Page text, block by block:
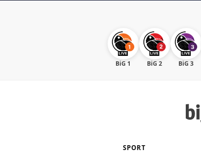
BiG 1 BiG 2 BiG 3
SPORT